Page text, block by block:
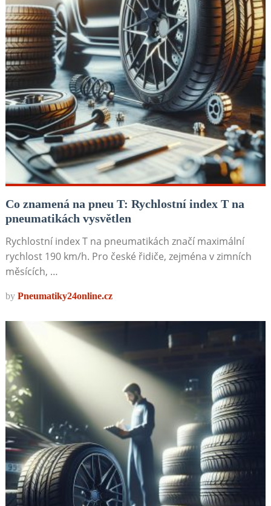
Co znamená na pneu T: Rychlostní index T na
pneumatikách vysvětlen
Rychlostní index T na pneumatikách značí maximální
rychlost 190 km/h. Pro české řidiče, zejména v zimních
měsících, …
by Pneumatiky24online.cz